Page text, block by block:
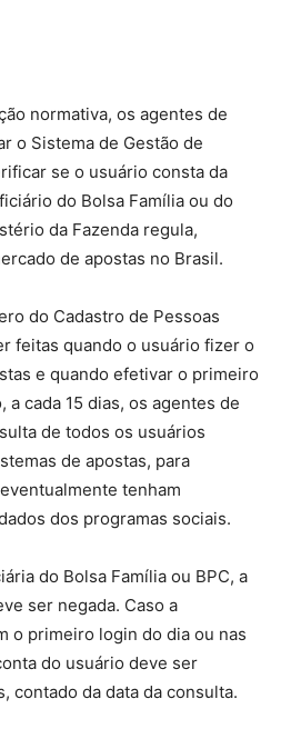
normativa, os agentes de
o Sistema de Gestão de
se o usuário consta da
do Bolsa Família ou do
da Fazenda regula,
de apostas no Brasil.
do Cadastro de Pessoas
feitas quando o usuário fizer o
e quando efetivar o primeiro
a cada 15 dias, os agentes de
de todos os usuários
de apostas, para
tenham
dos programas sociais.
do Bolsa Família ou BPC, a
ser negada. Caso a
o primeiro login do dia ou nas
do usuário deve ser
contado da data da consulta.